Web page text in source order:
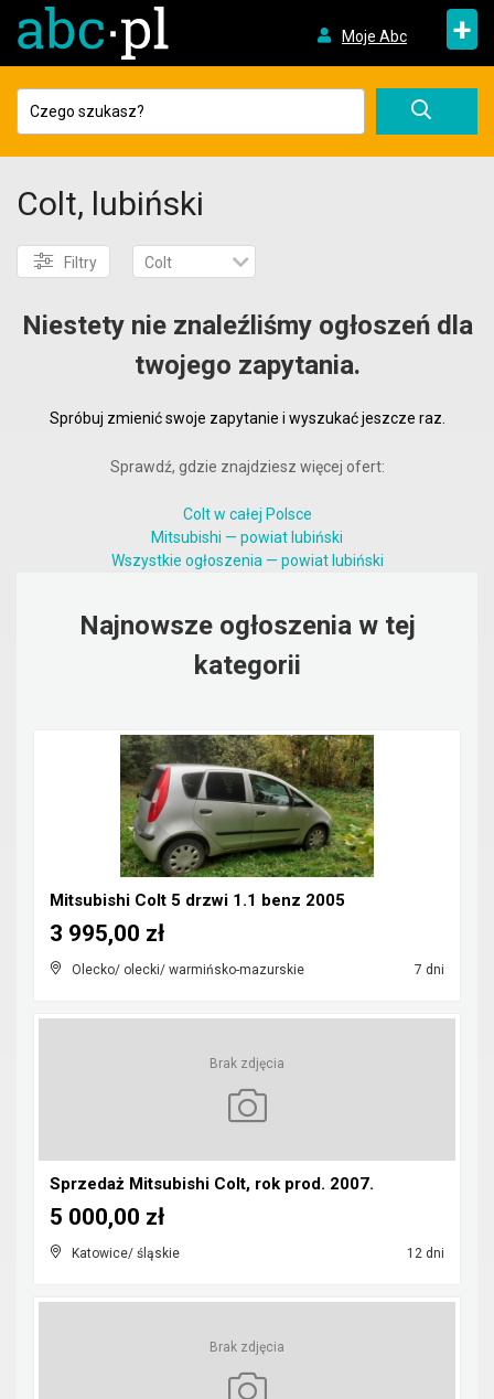
Moje Abc +
Colt, lubiński
Filtry Colt
Niestety nie znaleźliśmy ogłoszeń dla
twojego zapytania.
Spróbuj zmienić swoje zapytanie i wyszukać jeszcze raz.
Sprawdź, gdzie znajdziesz więcej ofert:
Colt w całej Polsce
Mitsubishi — powiat lubiński
Wszystkie ogłoszenia — powiat lubiński
Najnowsze ogłoszenia w tej
kategorii
Mitsubishi Colt 5 drzwi 1.1 benz 2005
Olecko/ olecki/ warmińsko-mazurskie 7 dni
3 995,00 zł
Brak zdjęcia
Sprzedaż Mitsubishi Colt, rok prod. 2007.
Katowice/ śląskie 12 dni
5 000,00 zł
Brak zdjęcia